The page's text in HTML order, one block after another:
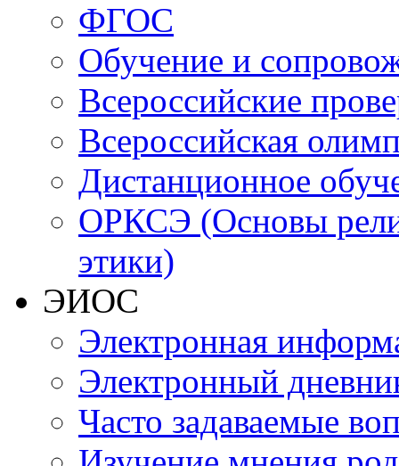
ФГОС
Обучение и
Всероссийские
Всероссийская
Дистанционное
ОРКСЭ (Основы
этики)
ЭИОС
Электронная
Электронный
Часто задаваемые